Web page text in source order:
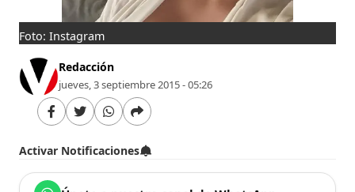
Foto: Instagram
Redacción
jueves, 3 septiembre 2015 - 05:26
Activar Notificaciones